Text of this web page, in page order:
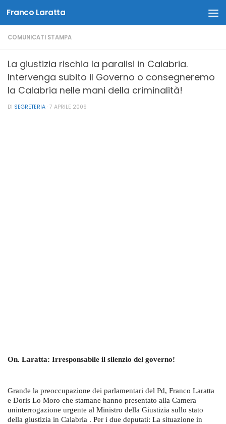
Salta al contenuto
Franco Laratta
COMUNICATI STAMPA
La giustizia rischia la paralisi in Calabria.
Intervenga subito il Governo o consegneremo
la Calabria nelle mani della criminalità!
DI SEGRETERIA · 7 APRILE 2009
On. Laratta: Irresponsabile il silenzio del governo!
Grande la preoccupazione dei parlamentari del Pd, Franco Laratta
e Doris Lo Moro che stamane hanno presentato alla Camera
uninterrogazione urgente al Ministro della Giustizia sullo stato
della giustizia in Calabria . Per i due deputati: La situazione in